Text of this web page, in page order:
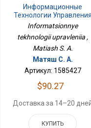
Информационные
Технологии Управления
Informatsionnye
tekhnologii upravleniia ,
Matiash S. A.
Матяш С. А.
Артикул: 1585427
$90.27
Доставка за 14–20
КУПИТЬ